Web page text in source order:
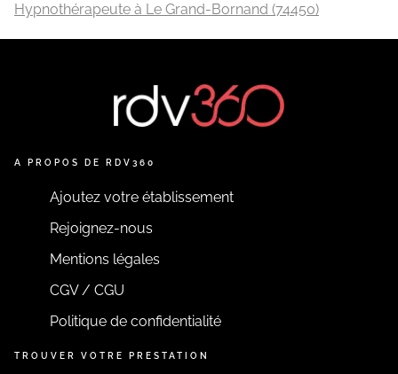
Hypnothérapeute à Le Grand-Bornand (74450)
A PROPOS DE RDV360
Ajoutez votre établissement
Rejoignez-nous
Mentions légales
CGV / CGU
Politique de confidentialité
TROUVER VOTRE PRESTATION